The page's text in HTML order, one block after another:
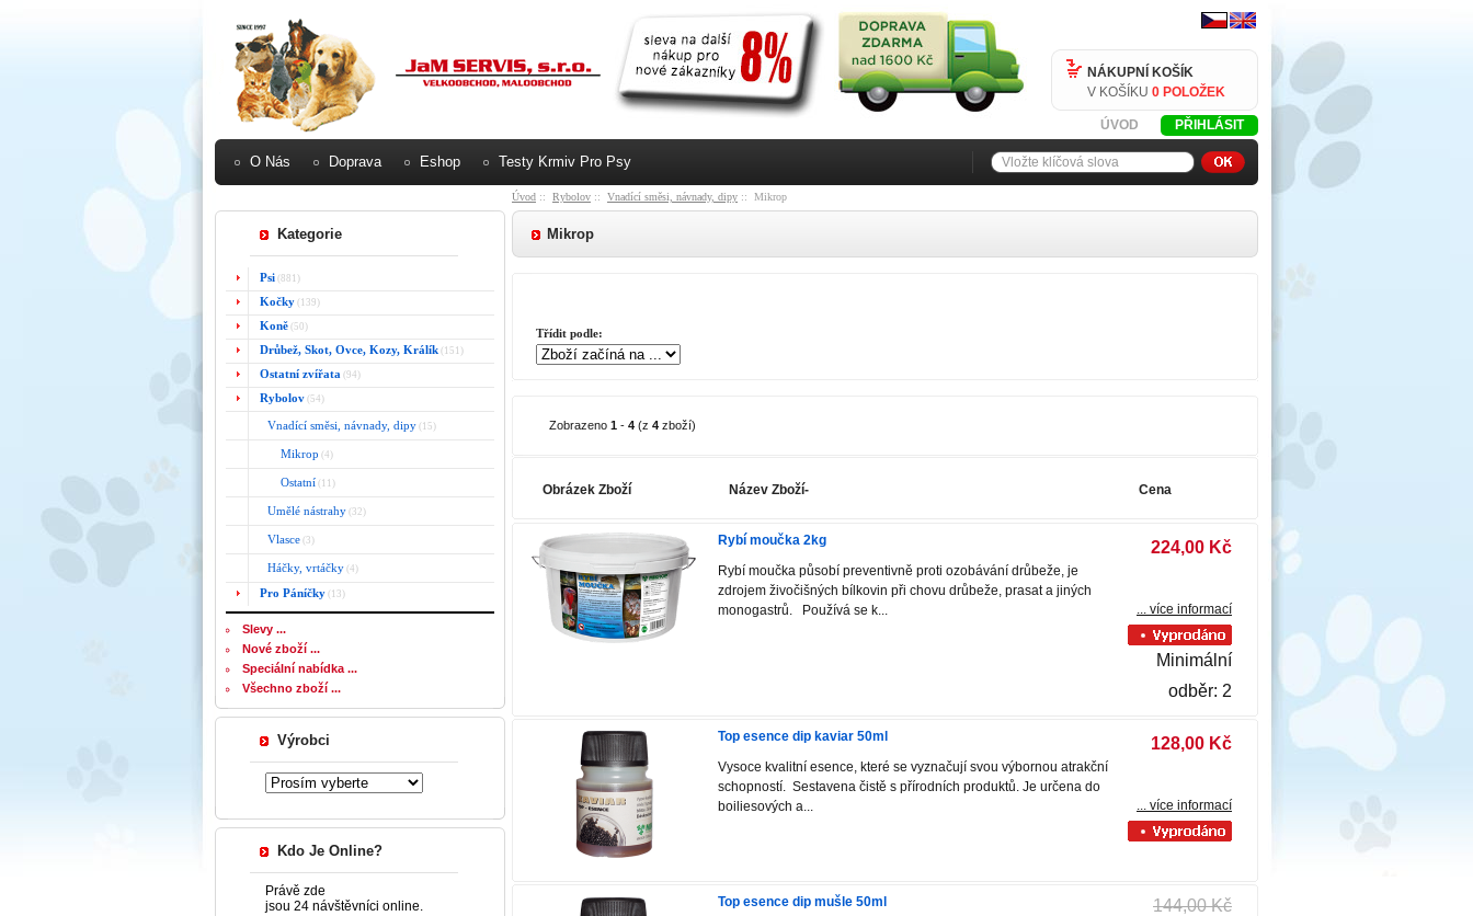
NÁKUPNÍ KOŠÍK
V KOŠÍKU 0 POLOŽEK
PŘIHLÁSIT
ÚVOD
O Nás Doprava Eshop Testy Krmiv Pro Psy
Kategorie
Psi (881)
Kočky (139)
Koně (50)
Drůbež, Skot, Ovce, Kozy, Králík (151)
Ostatní zvířata (94)
Rybolov (54)
Vnadící směsi, návnady, dipy (15)
Mikrop (4)
Ostatní (11)
Umělé nástrahy (32)
Vlasce (3)
Háčky, vrtáčky (4)
Pro Páníčky (13)
Slevy ...
Nové zboží ...
Speciální nabídka ...
Všechno zboží ...
Výrobci
Kdo Je Online?
Právě zde
jsou 24 návštěvníci online.
Úvod :: Rybolov :: Vnadící směsi, návnady, dipy :: Mikrop
Mikrop
Třídit podle:
Zobrazeno 1 - 4 (z 4 zboží)
Obrázek Zboží Název Zboží- Cena
Rybí moučka 2kg
Rybí moučka působí preventivně proti ozobávání drůbeže, je
zdrojem živočišných bílkovin při chovu drůbeže, prasat a jiných
monogastrů. Používá se k...
224,00 Kč
... více informací
Minimální
odběr: 2
Top esence dip kaviar 50ml
Vysoce kvalitní esence, které se vyznačují svou výbornou atrakční
schopností. Sestavena čistě s přírodních produktů. Je určena do
boiliesových a...
128,00 Kč
... více informací
Top esence dip mušle 50ml
144,00 Kč